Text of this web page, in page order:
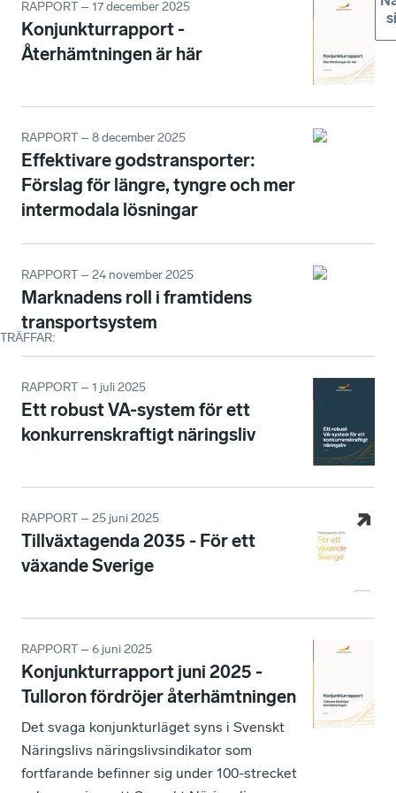
TRÄFFAR:
RAPPORT – 17 december 2025
Konjunkturrapport -
Återhämtningen är här
RAPPORT – 8 december 2025
Effektivare godstransporter:
Förslag för längre, tyngre och mer
intermodala lösningar
RAPPORT – 24 november 2025
Marknadens roll i framtidens
transportsystem
RAPPORT – 1 juli 2025
Ett robust VA-system för ett
konkurrenskraftigt näringsliv
RAPPORT – 25 juni 2025
Tillväxtagenda 2035 - För ett
växande Sverige
RAPPORT – 6 juni 2025
Konjunkturrapport juni 2025 -
Tulloron fördröjer återhämtningen
Det svaga konjunkturläget syns i Svenskt
Näringslivs näringslivsindikator som
fortfarande befinner sig under 100-strecket